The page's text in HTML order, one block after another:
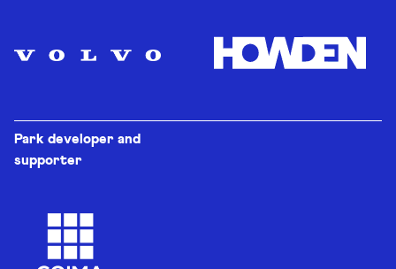
Park developer and
supporter